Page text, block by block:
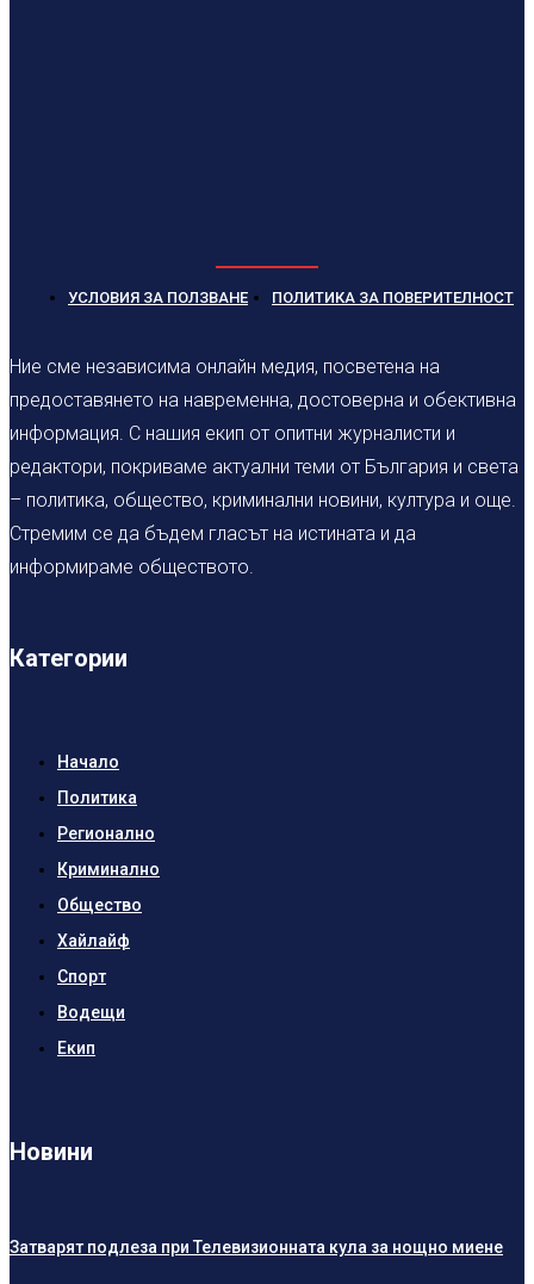
УСЛОВИЯ ЗА ПОЛЗВАНЕ ПОЛИТИКА ЗА ПОВЕРИТЕЛНОСТ
Ние сме независима онлайн медия, посветена на
предоставянето на навременна, достоверна и обективна
информация. С нашия екип от опитни журналисти и
редактори, покриваме актуални теми от България и света
– политика, общество, криминални новини, култура и още.
Стремим се да бъдем гласът на истината и да
информираме обществото.
Категории
Начало
Политика
Регионално
Криминално
Общество
Хайлайф
Спорт
Водещи
Екип
Новини
Затварят подлеза при Телевизионната кула за нощно миене